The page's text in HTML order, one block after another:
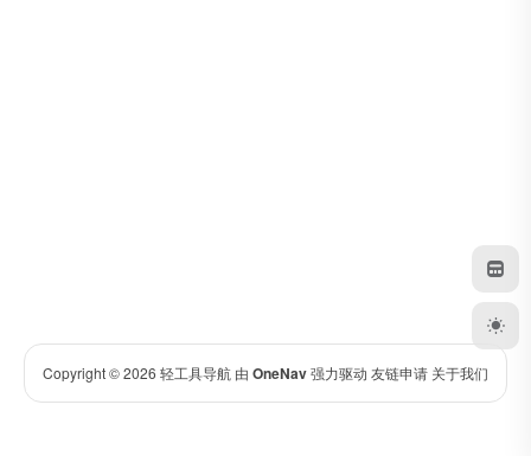
Copyright © 2026 轻工具导航 由 OneNav强力驱动 友链申请 关于我们